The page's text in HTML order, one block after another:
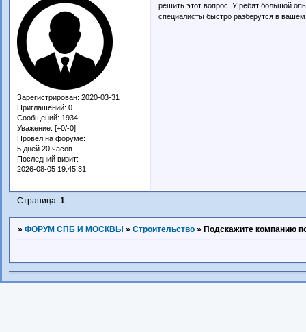
Зарегистрирован: 2020-03-31
Приглашений: 0
Сообщений: 1934
Уважение: [+0/-0]
Провел на форуме:
5 дней 20 часов
Последний визит:
2026-08-05 19:45:31
решить этот вопрос. У ребят большой
специалисты быстро разберутся в
Страница: 1
» ФОРУМ СПБ И МОСКВЫ » Строительство » Подскажите компанию